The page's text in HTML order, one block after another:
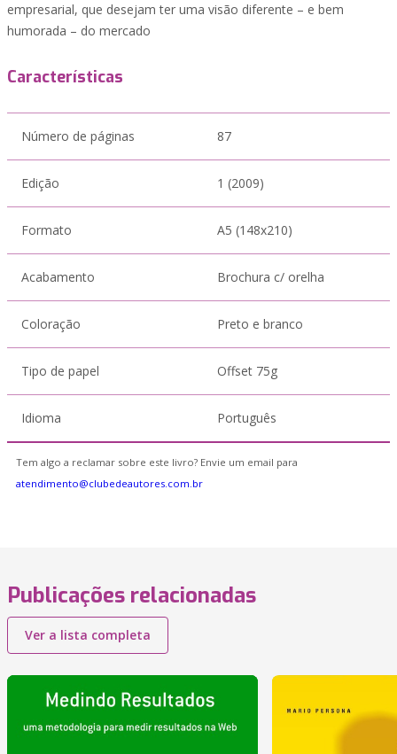
empresarial, que desejam ter uma visão diferente – e bem
humorada – do mercado
Características
Número de páginas 87
Edição 1 (2009)
Formato A5 (148x210)
Acabamento Brochura c/ orelha
Coloração Preto e branco
Tipo de papel Offset 75g
Idioma Português
Tem algo a reclamar sobre este livro? Envie um email para
atendimento@clubedeautores.com.br
Publicações relacionadas
Ver a lista completa